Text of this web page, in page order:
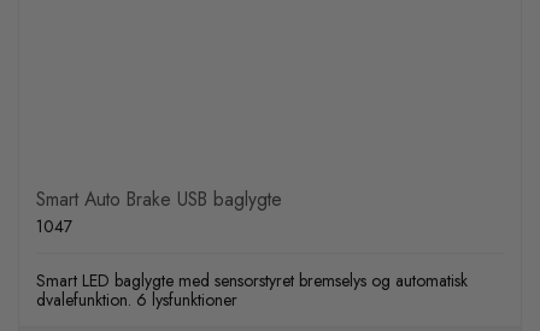
Smart Auto Brake USB baglygte
1047
Smart LED baglygte med sensorstyret bremselys og automatisk
dvalefunktion. 6 lysfunktioner